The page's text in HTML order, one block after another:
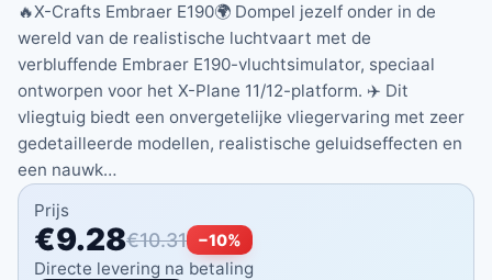
🔥X-Crafts Embraer E190🌍 Dompel jezelf onder in de
wereld van de realistische luchtvaart met de
verbluffende Embraer E190-vluchtsimulator, speciaal
ontworpen voor het X-Plane 11/12-platform. ✈️ Dit
vliegtuig biedt een onvergetelijke vliegervaring met zeer
gedetailleerde modellen, realistische geluidseffecten en
een nauwk…
Prijs
€9.28€10.31 −10%
Directe levering na betaling